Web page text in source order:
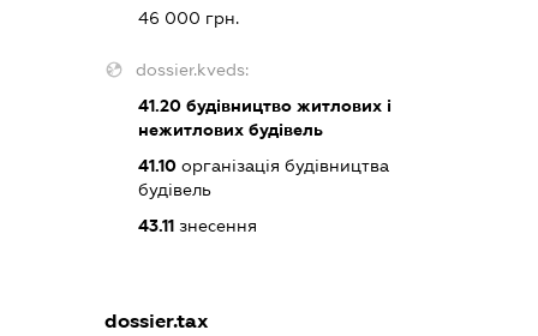
46 000 грн.
dossier.kveds:
41.20 будівництво житлових і
нежитлових будівель
41.10 організація будівництва
будівель
43.11 знесення
dossier.tax